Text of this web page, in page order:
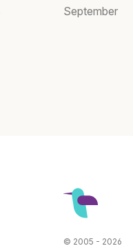
September
© 2005 - 2026